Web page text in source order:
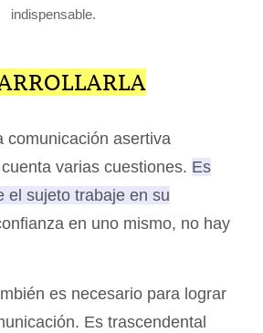
indispensable.
comunicación asertiva
varias cuestiones. Es
el sujeto trabaje en su
en uno mismo, no hay
es necesario para lograr
Es trascendental